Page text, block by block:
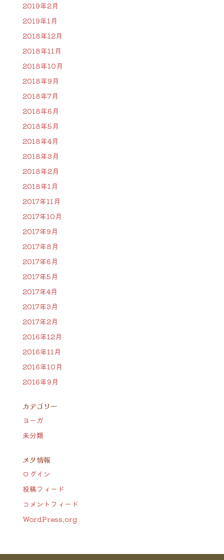
2019年2月
2019年1月
2018年12月
2018年11月
2018年10月
2018年9月
2018年7月
2018年6月
2018年5月
2018年4月
2018年3月
2018年2月
2018年1月
2017年11月
2017年10月
2017年9月
2017年8月
2017年6月
2017年5月
2017年4月
2017年3月
2017年2月
2016年12月
2016年11月
2016年10月
2016年9月
カテゴリー
ヨーガ
未分類
メタ情報
ログイン
投稿フィード
コメントフィード
WordPress.org